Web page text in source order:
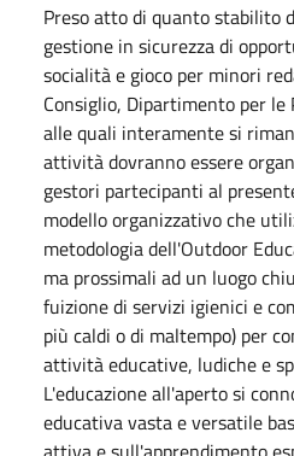
Preso atto di quanto stabilito
gestione in sicurezza di
socialità e gioco per minori
Consiglio, Dipartimento per le
alle quali interamente si
attività dovranno essere
gestori partecipanti al
modello organizzativo che
metodologia dell'Outdoor
ma prossimali ad un luogo
fuizione di servizi igienici e
più caldi o di maltempo) per
attività educative, ludiche e
L'educazione all'aperto si
educativa vasta e versatile